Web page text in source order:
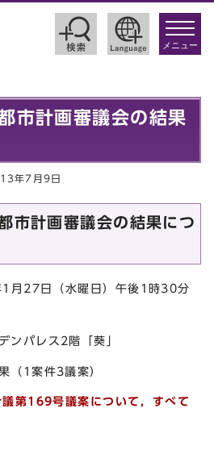
toggle
メニュー
市計画審議会の結果
年7月9日
市計画審議会の結果につ
27日（水曜日）午後1時30分
パレス2階「葵」
（1案件3議案）
議第169号議案について，すべて